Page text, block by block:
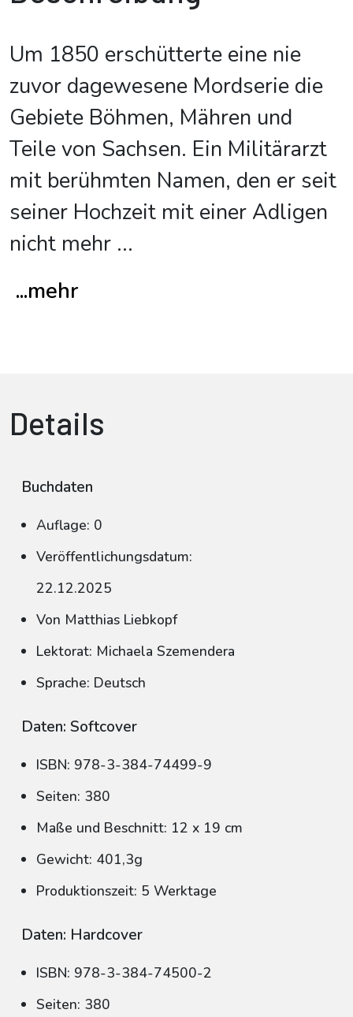
Um 1850 erschütterte eine nie
zuvor dagewesene Mordserie die
Gebiete Böhmen, Mähren und
Teile von Sachsen. Ein Militärarzt
mit berühmten Namen, den er seit
seiner Hochzeit mit einer Adligen
nicht mehr ...
...mehr
Details
Buchdaten
Auflage: 0
Veröffentlichungsdatum:
22.12.2025
Von Matthias Liebkopf
Lektorat: Michaela Szemendera
Sprache: Deutsch
Daten: Softcover
ISBN: 978-3-384-74499-9
Seiten: 380
Maße und Beschnitt: 12 x 19 cm
Gewicht: 401,3g
Produktionszeit: 5 Werktage
Daten: Hardcover
ISBN: 978-3-384-74500-2
Seiten: 380